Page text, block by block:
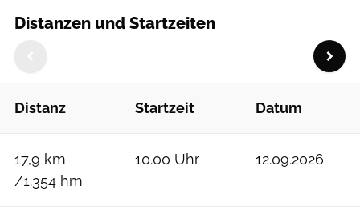
Distanzen und Startzeiten
Distanz Startzeit Datum
17,9 km
/1.354 hm
10.00 Uhr 12.09.2026